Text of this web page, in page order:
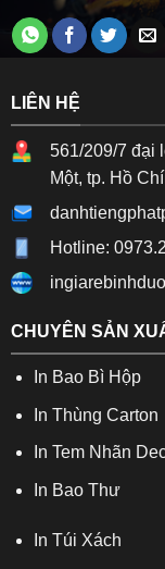
LIÊN HỆ
561/209/7 đại
Một, tp. Hồ
Hotline:
CHUYÊN SẢN
In Bao Bì Hộp
In Thùng Carton
In Tem Nhãn
In Bao Thư
In Túi Xách